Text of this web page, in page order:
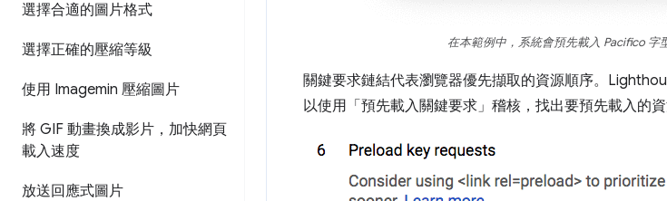
選擇合適的圖片格式
選擇正確的壓縮等級
使用 Imagemin 壓縮圖片
將 GIF 動畫換成影片，加快網頁
載入速度
放送回應式圖片
在本範例中，系統會預先載入 Pacifico 字
關鍵要求鏈結代表瀏覽器優先擷取的資源順序。
以使用「預先載入關鍵要求」 稽核，找出要預先載入的資